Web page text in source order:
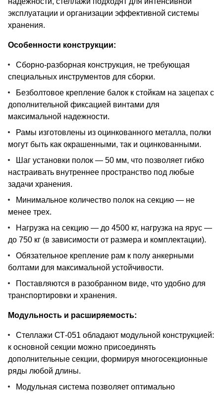
эксплуатации и организации эффективной системы
хранения.
Особенности конструкции:
Сборно-разборная конструкция, не требующая
специальных инструментов для сборки.
Безболтовое крепление балок к стойкам на зацепах с
дополнительной фиксацией винтами для
максимальной надежности.
Рамы изготовлены из оцинкованного металла, полки
могут быть как окрашенными, так и оцинкованными.
Шаг установки полок — 50 мм, что позволяет гибко
настраивать внутреннее пространство под любые
задачи хранения.
Минимальное количество полок на секцию — не
менее трех.
Нагрузка на секцию — до 4500 кг, нагрузка на ярус —
до 750 кг (в зависимости от размера и комплектации).
Обязательное крепление рам к полу анкерными
болтами для максимальной устойчивости.
Поставляются в разобранном виде, что удобно для
транспортировки и хранения.
Модульность и расширяемость:
Стеллажи СТ-051 обладают модульной конструкцией:
к основной секции можно присоединять
дополнительные секции, формируя многосекционные
ряды любой длины.
Модульная система позволяет оптимально